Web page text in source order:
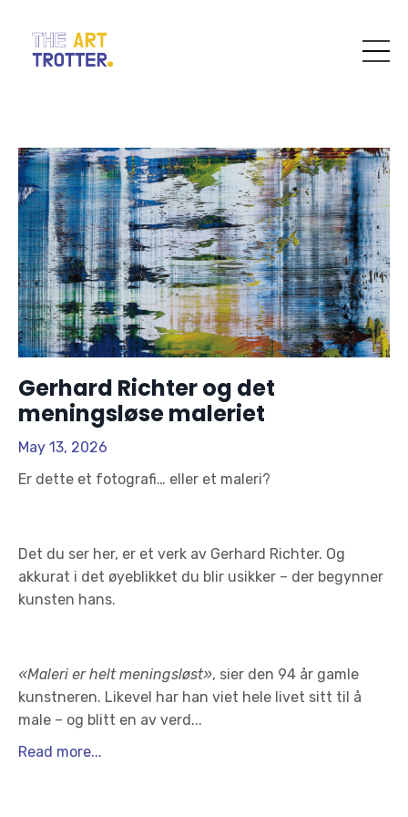
Gerhard Richter og det
meningsløse maleriet
May 13, 2026
Er dette et fotografi… eller et maleri?
Det du ser her, er et verk av Gerhard Richter. Og
akkurat i det øyeblikket du blir usikker – der begynner
kunsten hans.
«Maleri er helt meningsløst», sier den 94 år gamle
kunstneren. Likevel har han viet hele livet sitt til å
male – og blitt en av verd...
Read more...